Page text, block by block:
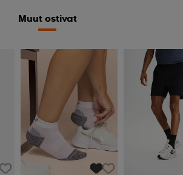
Muut ostivat